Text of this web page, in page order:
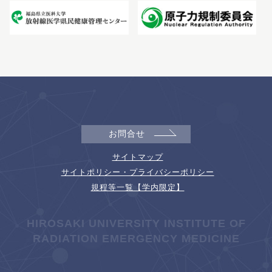
お問合せ
サイトマップ
サイトポリシー・プライバシーポリシー
規程等一覧【学内限定】
HIROSAKI UNIVERSITY INSTITUTE OF
RADIATION EMERGENCY MEDICINE